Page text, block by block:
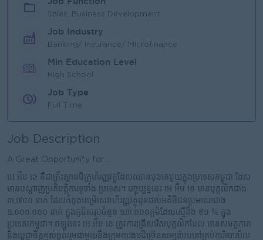
Sales, Business Development
Job Industry
Banking/ Insurance/ Microfinance
Min Education Level
High School
Job Type
Full Time
Job Description
A Great Opportunity for ...
អេ អឹម ខេ គឺជាគ្រឹះស្ថានមីក្រូហិរញ្ញវត្ថុដែលឈានមុខគេមួយក្នុងប្រទេសកម្ពុជា ដែល
មានបណ្តាញប្រតិបត្តិការទូទាំង ប្រទេស។ បច្ចុប្បន្ននេះ អេ អឹម ខេ មានបុគ្គលិកជាង
៣,៧០០ នាក់ ដែលកំពុងបម្រើសេវាហិរញ្ញវត្ថុជូនដល់អតិថិជនប្រមាណជាង
១.០០០.០០០ នាក់ ក្នុងភូមិសរុបចំនួន ១៣.០០០ភូមិដែលស្មើនឹង ៩១ % ក្នុង
ប្រទេសកម្ពុជា។ ឥឡូវនេះ អេ អឹម ខេ ត្រូវការជ្រើសរើសបុគ្គលិកដែល មានសមត្ថភាព
និងប្តេជ្ញាចិត្តខ្ពស់ចូលរួមជាមួយនឹងក្រុមការងារដ៏ច្រើនសម្បូរបែបនៅគ្រប់ការិយាល័យ